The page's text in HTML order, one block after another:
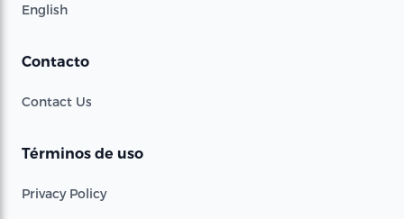
English
Contacto
Contact Us
Términos de uso
Privacy Policy